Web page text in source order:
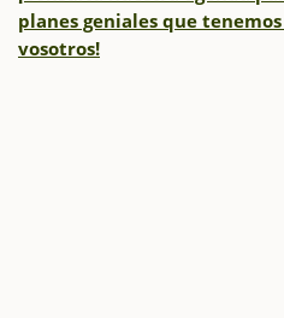
planes geniales que
vosotros!